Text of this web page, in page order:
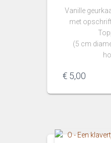
Vanille
met
(5 cm
€ 5,00